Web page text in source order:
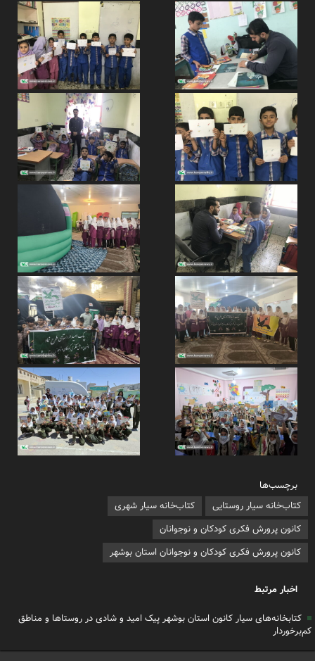
برچسب‌ها
کتاب‌خانه سیار روستایی
کتاب‌خانه سیار شهری
کانون پرورش فکری کودکان و نوجوانان
کانون پرورش فکری کودکان و نوجوانان استان بوشهر
اخبار مرتبط
کتابخانه‌های سیار کانون استان بوشهر پیک امید و شادی در روستاها و مناطق
کم‌برخوردار